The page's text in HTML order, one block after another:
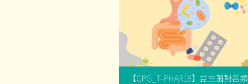
【CPG_T-PHAR18】益生菌對各類